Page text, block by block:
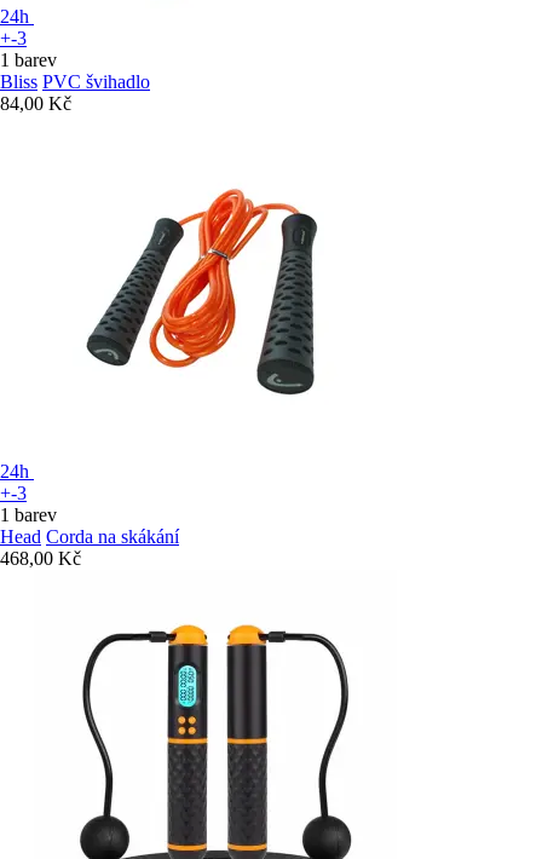
24h
+-3
1 barev
Bliss PVC švihadlo
84,00 Kč
24h
+-3
1 barev
Head Corda na skákání
468,00 Kč